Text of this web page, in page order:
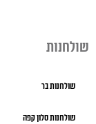
שולחנות
שולחנות בר
שולחנות סלון קפה